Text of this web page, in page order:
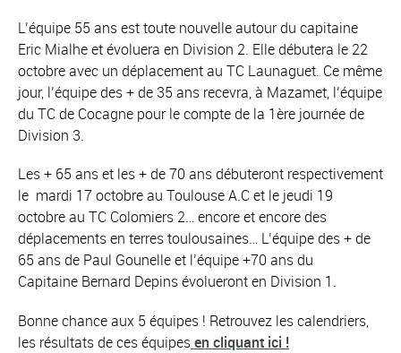
L’équipe 55 ans est toute nouvelle autour du capitaine
Eric Mialhe et évoluera en Division 2. Elle débutera le 22
octobre avec un déplacement au TC Launaguet. Ce même
jour, l’équipe des + de 35 ans recevra, à Mazamet, l’équipe
du TC de Cocagne pour le compte de la 1ère journée de
Division 3.
Les + 65 ans et les + de 70 ans débuteront respectivement
le mardi 17 octobre au Toulouse A.C et le jeudi 19
octobre au TC Colomiers 2… encore et encore des
déplacements en terres toulousaines… L’équipe des + de
65 ans de Paul Gounelle et l’équipe +70 ans du
Capitaine Bernard Depins évolueront en Division 1.
Bonne chance aux 5 équipes ! Retrouvez les calendriers,
les résultats de ces équipesen cliquant ici !